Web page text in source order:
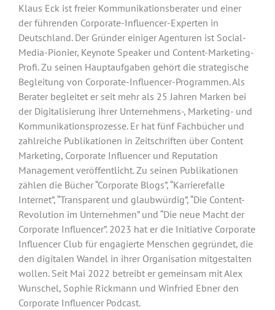
Klaus Eck ist freier Kommunikationsberater und einer
der führenden Corporate-Influencer-Experten in
Deutschland. Der Gründer einiger Agenturen ist Social-
Media-Pionier, Keynote Speaker und Content-Marketing-
Profi. Zu seinen Hauptaufgaben gehört die strategische
Begleitung von Corporate-Influencer-Programmen. Als
Berater begleitet er seit mehr als 25 Jahren Marken bei
der Digitalisierung ihrer Unternehmens-, Marketing- und
Kommunikationsprozesse. Er hat fünf Fachbücher und
zahlreiche Publikationen in Zeitschriften über Content
Marketing, Corporate Influencer und Reputation
Management veröffentlicht. Zu seinen Publikationen
zählen die Bücher “Corporate Blogs”, “Karrierefalle
Internet”, “Transparent und glaubwürdig”, “Die Content-
Revolution im Unternehmen” und “Die neue Macht der
Corporate Influencer”. 2023 hat er die Initiative Corporate
Influencer Club für engagierte Menschen gegründet, die
den digitalen Wandel in ihrer Organisation mitgestalten
wollen. Seit Mai 2022 betreibt er gemeinsam mit Alex
Wunschel, Sophie Rickmann und Winfried Ebner den
Corporate Influencer Podcast.